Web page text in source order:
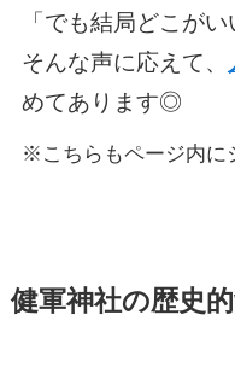
「でも結局どこが
そんな声に応えて、
めてあります◎
※こちらもページ内に
健軍神社の歴史